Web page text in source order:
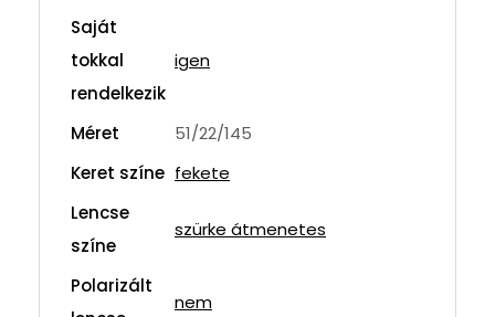
Saját
tokkal
rendelkezik
igen
Méret
51/22/145
Keret színe fekete
Lencse
színe
szürke átmenetes
Polarizált
nem